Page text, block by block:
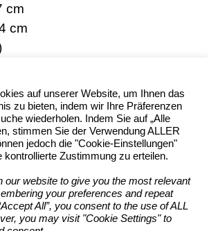
cm
cm
auf unserer Website, um Ihnen das
zu bieten, indem wir Ihre Präferenzen
wiederholen. Indem Sie auf „Alle
stimmen Sie der Verwendung ALLER
jedoch die "Cookie-Einstellungen"
kontrollierte Zustimmung zu erteilen.
our website to give you the most relevant
your preferences and repeat
All”, you consent to the use of ALL
you may visit "Cookie Settings" to